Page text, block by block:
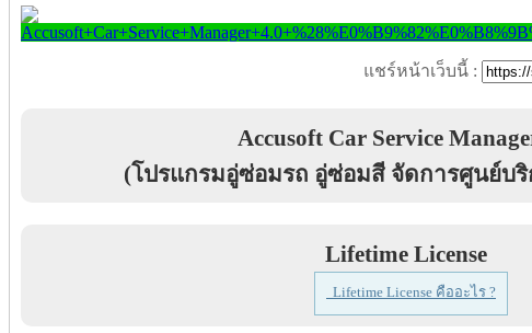
แชร์หน้าเว็บนี้ :
Accusoft Car Service
(โปรแกรมอู่ซ่อมรถ อู่ซ่อมสี จัดการศูนย์บ
Lifetime License
Lifetime License คืออะไร ?